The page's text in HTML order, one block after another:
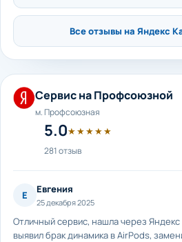
Все отзывы на Яндекс
Сервис на Профсоюзной
м. Профсоюзная
5.0★★★★★
281 отзыв
Е Евгения
25 декабря 2025
Отличный сервис, нашла через
выявил брак динамика в AirPods,